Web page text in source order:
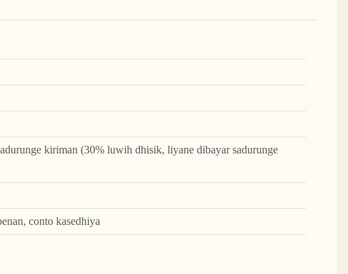
kiriman (30% luwih dhisik, liyane dibayar sadurunge
conto kasedhiya